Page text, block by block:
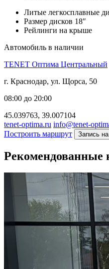
Литые легкосплавные
Размер дисков 18″
Рейлинги на крыше
Автомобиль в наличии
TENET Оптима Центральный
г. Краснодар, ул. Щорса, 50
08:00 до 20:00
45.039763, 39.007104
tenet-optima.ru info@tenet-
Построить маршрут
Запись
Рекомендованные